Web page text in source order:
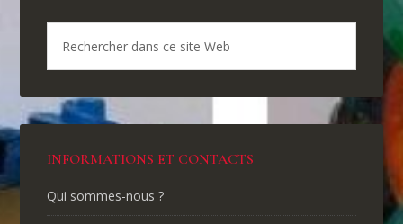
INFORMATIONS ET CONTACTS
Qui sommes-nous ?